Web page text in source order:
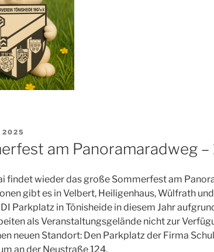
2025
am Panoramaradweg –
findet wieder das große Sommerfest am
gibt es in Velbert, Heiligenhaus, Wülfrath
Parkplatz in Tönisheide in diesem Jahr
als Veranstaltungsgelände nicht zur
neuen Standort: Den Parkplatz der Firma
an der Neustraße 124.